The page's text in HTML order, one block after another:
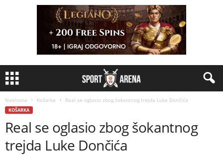
Naslovna Košarka Real se oglasio zbog šokantnog trejda Luke Dončića
KOŠARKA
Real se oglasio zbog šokantnog
trejda Luke Dončića